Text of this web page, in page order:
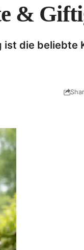
&
ist die beliebte